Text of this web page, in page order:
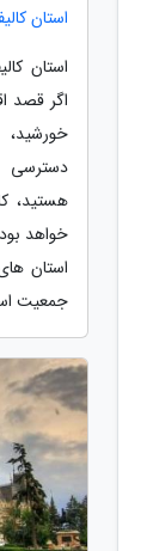
استان
استان
اگر قصد
هستید،
خواهد
استان
جمعیت